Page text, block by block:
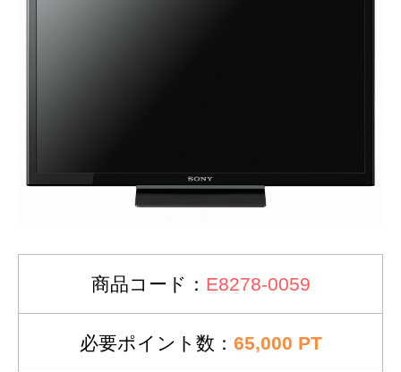
商品コード： E8278-0059
必要ポイント数： 65,000 PT